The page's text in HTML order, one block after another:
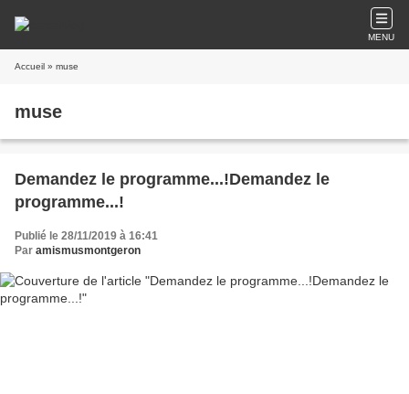
MENU
Accueil » muse
muse
Demandez le programme...!Demandez le
programme...!
Publié le 28/11/2019 à 16:41
Par amismusmontgeron